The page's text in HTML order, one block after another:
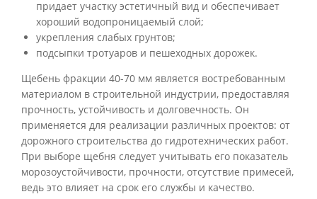
придает участку эстетичный вид и обеспечивает
хороший водопроницаемый слой;
укрепления слабых грунтов;
подсыпки тротуаров и пешеходных дорожек.
Щебень фракции 40-70 мм является востребованным
материалом в строительной индустрии, предоставляя
прочность, устойчивость и долговечность. Он
применяется для реализации различных проектов: от
дорожного строительства до гидротехнических работ.
При выборе щебня следует учитывать его показатель
морозоустойчивости, прочности, отсутствие примесей,
ведь это влияет на срок его службы и качество.